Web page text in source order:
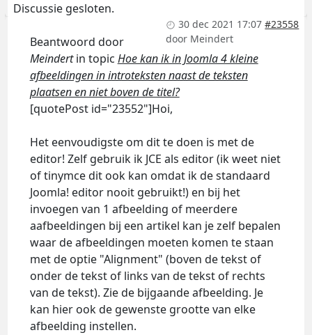
Discussie gesloten.
30 dec 2021 17:07 #23558
door Meindert
Beantwoord door
Meindertin topic Hoe kan ik in Joomla 4 kleine
afbeeldingen in introteksten naast de teksten
plaatsen en niet boven de titel?
[quotePost id="23552"]Hoi,
Het eenvoudigste om dit te doen is met de
editor! Zelf gebruik ik JCE als editor (ik weet niet
of tinymce dit ook kan omdat ik de standaard
Joomla! editor nooit gebruikt!) en bij het
invoegen van 1 afbeelding of meerdere
aafbeeldingen bij een artikel kan je zelf bepalen
waar de afbeeldingen moeten komen te staan
met de optie "Alignment" (boven de tekst of
onder de tekst of links van de tekst of rechts
van de tekst). Zie de bijgaande afbeelding. Je
kan hier ook de gewenste grootte van elke
afbeelding instellen.